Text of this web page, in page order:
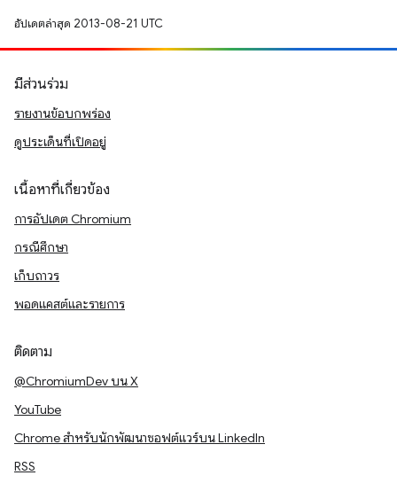
อัปเดตล่าสุด 2013-08-21 UTC
มีส่วนร่วม
รายงานข้อบกพร่อง
ดูประเด็นที่เปิดอยู่
เนื้อหาที่เกี่ยวข้อง
การอัปเดต Chromium
กรณีศึกษา
เก็บถาวร
พอดแคสต์และรายการ
ติดตาม
@ChromiumDev บน X
YouTube
Chrome สำหรับนักพัฒนาซอฟต์แวร์บน LinkedIn
RSS